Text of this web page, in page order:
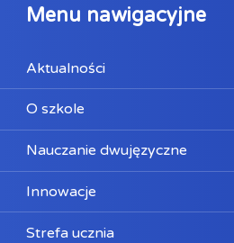
Menu nawigacyjne
Aktualności
O szkole
Nauczanie dwujęzyczne
Innowacje
Strefa ucznia